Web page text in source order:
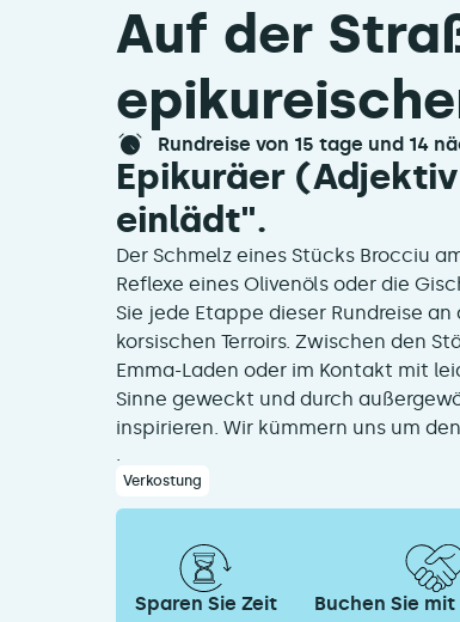
Auf der
rundreise von 15 tage und 14
Epikuräer
einlädt".
Der Schmelz eines Stücks Brocciu
Reflexe eines Olivenöls oder die
Sie jede Etappe dieser Rundreise
korsischen Terroirs. Zwischen den
Emma-Laden oder im Kontakt mit
Sinne geweckt und durch
inspirieren. Wir kümmern uns um
.
Verkostung
Sparen Sie Zeit Buchen Sie